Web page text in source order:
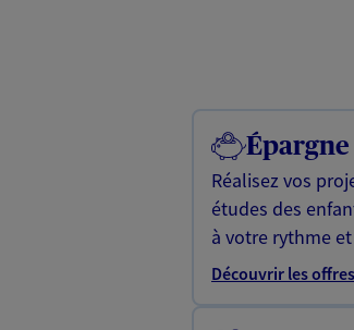
Épargne
Réalisez vos
études des
à votre rythme
Découvrir les